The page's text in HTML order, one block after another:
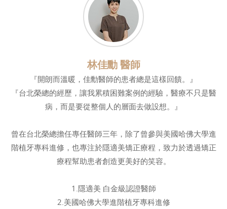
林佳勳 醫師
『開朗而溫暖，佳勳醫師的患者總是這樣回饋。』
『台北榮總的經歷，讓我累積困難案例的經驗，醫療不只是醫
病，而是要從整個人的層面去做設想。』
曾在台北榮總擔任專任醫師三年，除了曾參與美國哈佛大學進
階植牙專科進修，也專注於隱適美矯正療程，致力於透過矯正
療程幫助患者創造更美好的笑容。
1.隱適美 白金級認證醫師
2.美國哈佛大學進階植牙專科進修